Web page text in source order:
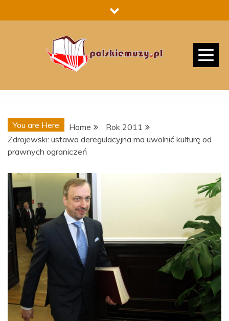
to
You are Here Home
Rok 2011
Zdrojewski: ustawa deregulacyjna ma uwolnić kulturę od
prawnych ograniczeń